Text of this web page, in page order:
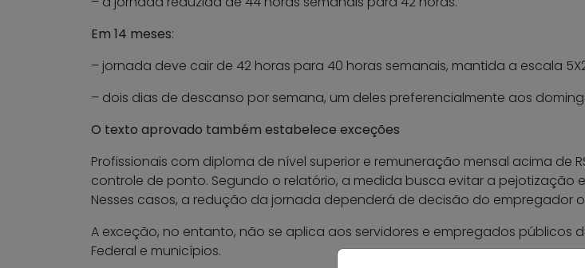
Em 14 meses:
– jornada deve cair de 42 horas para 40 horas semanais, mantida a escala
– dois dias de descanso por semana, um deles preferencialmente aos
O texto aprovado também estabelece exceções
Profissionais com diploma de nível superior e remuneração mensal acima de
controle de ponto. Segundo o relatório, a medida busca evitar a
Nesses casos, a redução da jornada dependerá de decisão do empregador
A exceção, no entanto, não se aplica aos servidores e empregados públicos
Federal e municípios.